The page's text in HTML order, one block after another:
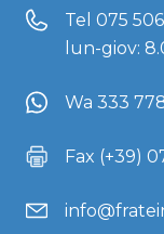
Tel 075
lun-giov:
Wa 333
Fax (+39)